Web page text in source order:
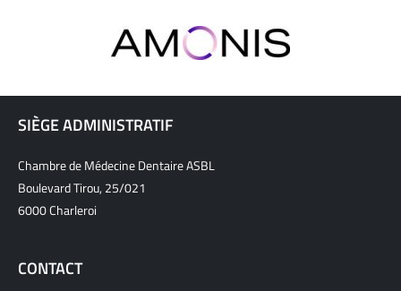
SIÈGE ADMINISTRATIF
Chambre de Médecine Dentaire ASBL
Boulevard Tirou, 25/021
6000 Charleroi
CONTACT